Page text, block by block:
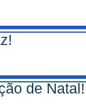
de Natal!